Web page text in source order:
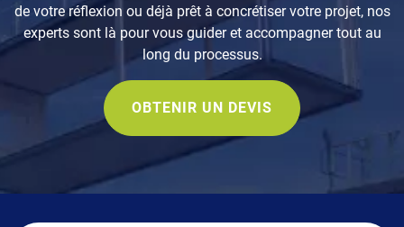
de votre réflexion ou déjà prêt à concrétiser votre projet, nos
experts sont là pour vous guider et accompagner tout au
long du processus.
OBTENIR UN DEVIS